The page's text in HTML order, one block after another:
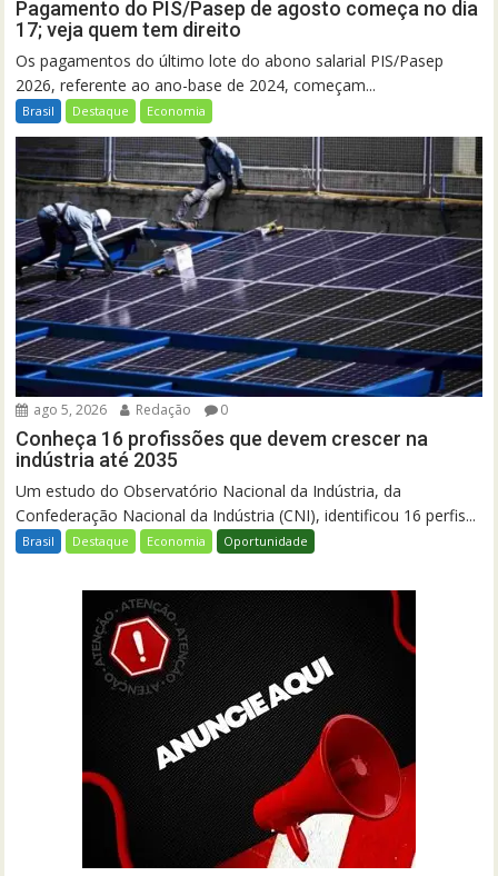
Pagamento do PIS/Pasep de agosto começa no dia
17; veja quem tem direito
Os pagamentos do último lote do abono salarial PIS/Pasep
2026, referente ao ano-base de 2024, começam...
Brasil Destaque Economia
ago 5, 2026 Redação 0
Conheça 16 profissões que devem crescer na
indústria até 2035
Um estudo do Observatório Nacional da Indústria, da
Confederação Nacional da Indústria (CNI), identificou 16 perfis...
Brasil Destaque Economia Oportunidade